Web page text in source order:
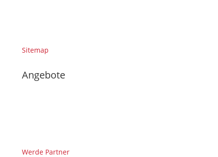
Sitemap
Angebote
Werde Partner